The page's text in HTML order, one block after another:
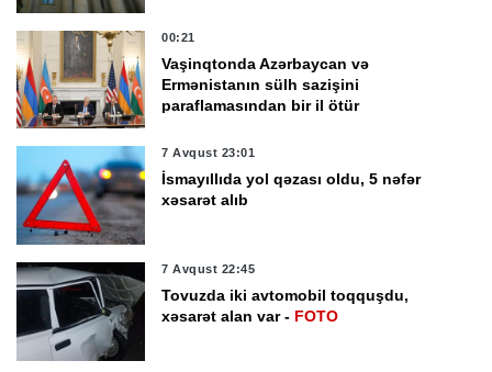
00:21
Vaşinqtonda Azərbaycan və
Ermənistanın sülh sazişini
paraflamasından bir il ötür
7 Avqust 23:01
İsmayıllıda yol qəzası oldu, 5 nəfər
xəsarət alıb
7 Avqust 22:45
Tovuzda iki avtomobil toqquşdu,
xəsarət alan var - FOTO